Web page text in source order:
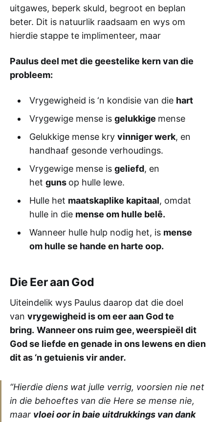
uitgawes, beperk skuld, begroot en beplan
beter. Dit is natuurlik raadsaam en wys om
hierdie stappe te implimenteer, maar
Paulus deel met die geestelike kern van die
probleem:
Vrygewigheid is ‘n kondisie van die hart
Vrygewige mense is gelukkige mense
Gelukkige mense kry vinniger werk, en
handhaaf gesonde verhoudings.
Vrygewige mense is geliefd, en
het guns op hulle lewe.
Hulle het maatskaplike kapitaal, omdat
hulle in die mense om hulle belê.
Wanneer hulle hulp nodig het, is mense
om hulle se hande en harte oop.
Die Eer aan God
Uiteindelik wys Paulus daarop dat die doel
van vrygewigheid is om eer aan God te
bring. Wanneer ons ruim gee, weerspieël dit
God se liefde en genade in ons lewens en dien
dit as ‘n getuienis vir ander.
“Hierdie diens wat julle verrig, voorsien nie net
in die behoeftes van die Here se mense nie,
maar vloei oor in baie uitdrukkings van dank